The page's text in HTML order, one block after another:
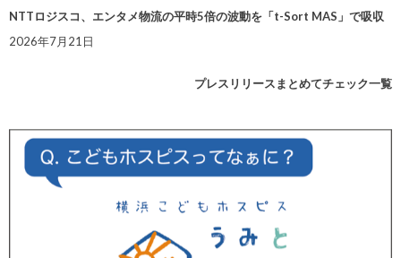
NTTロジスコ、エンタメ物流の平時5倍の波動を「t-Sort MAS」で吸収
2026年7月21日
プレスリリースまとめてチェック一覧